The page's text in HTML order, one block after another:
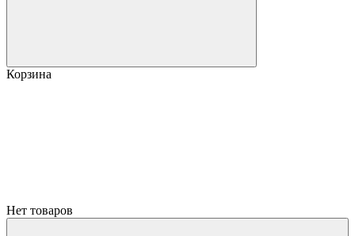
Корзина
Нет товаров